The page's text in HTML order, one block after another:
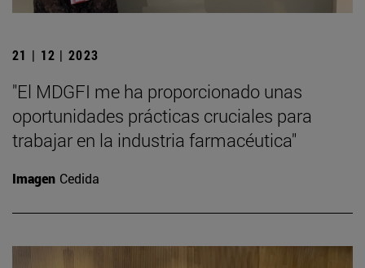
21 | 12 | 2023
"El MDGFI me ha proporcionado unas
oportunidades prácticas cruciales para
trabajar en la industria farmacéutica"
Imagen Cedida